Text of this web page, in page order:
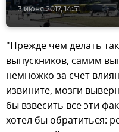
3 июня 2017, 14:51
"Прежде чем делать
выпускников, самим
немножко за счет
извините, мозги
бы взвесить все эти
хотел бы обратиться: